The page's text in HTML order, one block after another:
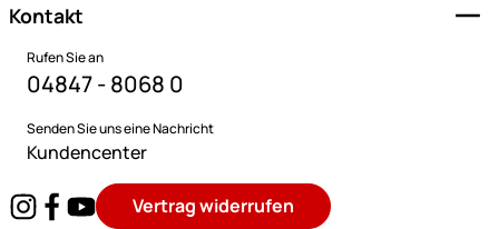
Kontakt
Rufen Sie an
04847 - 8068 0
Senden Sie uns eine Nachricht
Kundencenter
Vertrag widerrufen